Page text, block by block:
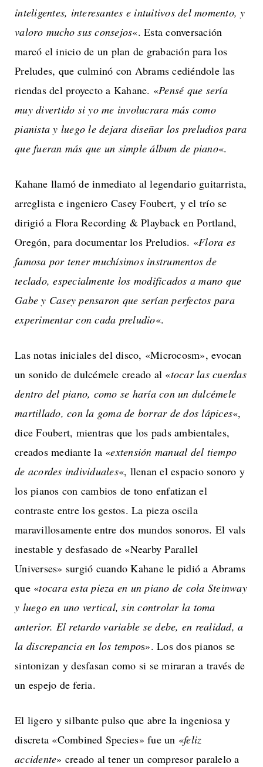
inteligentes, interesantes e intuitivos del momento, y
valoro mucho sus consejos«. Esta conversación
marcó el inicio de un plan de grabación para los
Preludes, que culminó con Abrams cediéndole las
riendas del proyecto a Kahane. «Pensé que sería
muy divertido si yo me involucrara más como
pianista y luego le dejara diseñar los preludios para
que fueran más que un simple álbum de piano«.
Kahane llamó de inmediato al legendario guitarrista,
arreglista e ingeniero Casey Foubert, y el trío se
dirigió a Flora Recording & Playback en Portland,
Oregón, para documentar los Preludios. «Flora es
famosa por tener muchísimos instrumentos de
teclado, especialmente los modificados a mano que
Gabe y Casey pensaron que serían perfectos para
experimentar con cada preludio«.
Las notas iniciales del disco, «Microcosm», evocan
un sonido de dulcémele creado al «tocar las cuerdas
dentro del piano, como se haría con un dulcémele
martillado, con la goma de borrar de dos lápices«,
dice Foubert, mientras que los pads ambientales,
creados mediante la «extensión manual del tiempo
de acordes individuales«, llenan el espacio sonoro y
los pianos con cambios de tono enfatizan el
contraste entre los gestos. La pieza oscila
maravillosamente entre dos mundos sonoros. El vals
inestable y desfasado de «Nearby Parallel
Universes» surgió cuando Kahane le pidió a Abrams
que «tocara esta pieza en un piano de cola Steinway
y luego en uno vertical, sin controlar la toma
anterior. El retardo variable se debe, en realidad, a
la discrepancia en los tempos». Los dos pianos se
sintonizan y desfasan como si se miraran a través de
un espejo de feria.
El ligero y silbante pulso que abre la ingeniosa y
discreta «Combined Species» fue un «feliz
accidente» creado al tener un compresor paralelo a